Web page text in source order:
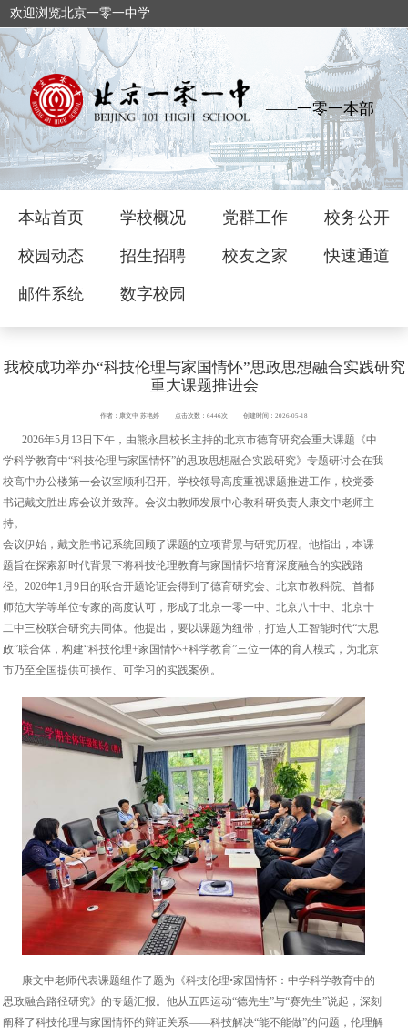
欢迎浏览北京一零一中学
——一零一本部
本站首页 学校概况 党群工作 校务公开
校园动态 招生招聘 校友之家 快速通道
邮件系统 数字校园
我校成功举办“科技伦理与家国情怀”思政思想融合实践研究
重大课题推进会
作者：康文中 苏艳婷 点击次数：6446次 创建时间：2026-05-18
2026年5月13日下午，由熊永昌校长主持的北京市德育研究会重大课题《中
学科学教育中“科技伦理与家国情怀”的思政思想融合实践研究》专题研讨会在我
校高中办公楼第一会议室顺利召开。学校领导高度重视课题推进工作，校党委
书记戴文胜出席会议并致辞。会议由教师发展中心教科研负责人康文中老师主
持。
会议伊始，戴文胜书记系统回顾了课题的立项背景与研究历程。他指出，本课
题旨在探索新时代背景下将科技伦理教育与家国情怀培育深度融合的实践路
径。2026年1月9日的联合开题论证会得到了德育研究会、北京市教科院、首都
师范大学等单位专家的高度认可，形成了北京一零一中、北京八十中、北京十
二中三校联合研究共同体。他提出，要以课题为纽带，打造人工智能时代“大思
政”联合体，构建“科技伦理+家国情怀+科学教育”三位一体的育人模式，为北京
市乃至全国提供可操作、可学习的实践案例。
康文中老师代表课题组作了题为《科技伦理•家国情怀：中学科学教育中的
思政融合路径研究》的专题汇报。他从五四运动“德先生”与“赛先生”说起，深刻
阐释了科技伦理与家国情怀的辩证关系——科技解决“能不能做”的问题，伦理解